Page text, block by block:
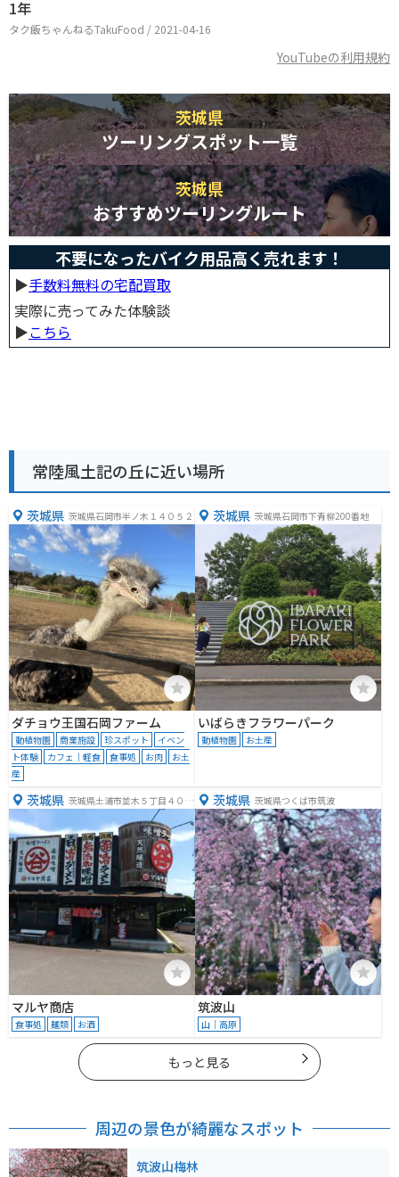
1年
タク飯ちゃんねるTakuFood / 2021-04-16
YouTubeの利用規約
茨城県
ツーリングスポット一覧
茨城県
おすすめツーリングルート
不要になったバイク用品高く売れます！
▶︎手数料無料の宅配買取
実際に売ってみた体験談
▶︎こちら
常陸風土記の丘に近い場所
茨城県 茨城県石岡市半ノ木１４０５２
ダチョウ王国石岡ファーム
動植物園 商業施設 珍スポット
イベン
ト体験
カフェ｜軽食 食事処 お肉
お土
産
茨城県 茨城県石岡市下青柳200番地
いばらきフラワーパーク
動植物園 お土産
茨城県 茨城県土浦市並木５丁目４０４
マルヤ商店
食事処 麺類 お酒
茨城県 茨城県つくば市筑波
筑波山
山｜高原
もっと見る
周辺の景色が綺麗なスポット
筑波山梅林